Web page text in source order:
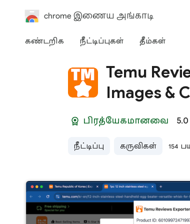
chrome இணைய அங்காடி
கண்டறிக நீட்டிப்புகள் தீம்கள்
Temu
Images &
பிரத்யேகமானவை 5.0
நீட்டிப்பு கருவிகள் 154